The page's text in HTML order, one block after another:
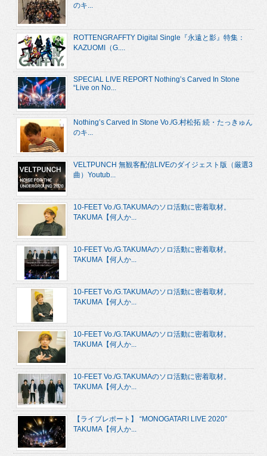
のキ...
ROTTENGRAFFTY Digital Single『永遠と影』特集：
KAZUOMI（G....
SPECIAL LIVE REPORT Nothing’s Carved In Stone
“Live on No...
Nothing’s Carved In Stone Vo./G.村松拓 続・たっきゅん
のキ...
VELTPUNCH 無観客配信LIVEのダイジェスト版（厳選3
曲）Youtub...
10-FEET Vo./G.TAKUMAのソロ活動に密着取材。
TAKUMA【何人か...
10-FEET Vo./G.TAKUMAのソロ活動に密着取材。
TAKUMA【何人か...
10-FEET Vo./G.TAKUMAのソロ活動に密着取材。
TAKUMA【何人か...
10-FEET Vo./G.TAKUMAのソロ活動に密着取材。
TAKUMA【何人か...
10-FEET Vo./G.TAKUMAのソロ活動に密着取材。
TAKUMA【何人か...
【ライブレポート】 “MONOGATARI LIVE 2020”
TAKUMA【何人か...